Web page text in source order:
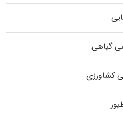
گیاهی
کشاورزی